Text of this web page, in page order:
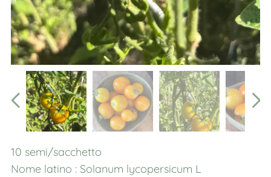
10 semi/sacchetto
Nome latino : Solanum lycopersicum L